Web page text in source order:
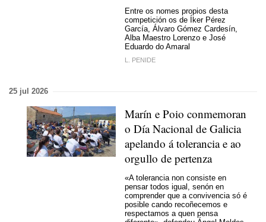
Entre os nomes propios desta
competición os de Íker Pérez
García, Álvaro Gómez Cardesín,
Alba Maestro Lorenzo e José
Eduardo do Amaral
L. PENIDE
25 jul 2026
Marín e Poio conmemoran
o Día Nacional de Galicia
apelando á tolerancia e ao
orgullo de pertenza
«A tolerancia non consiste en
pensar todos igual, senón en
comprender que a convivencia só é
posible cando recoñecemos e
respectamos a quen pensa